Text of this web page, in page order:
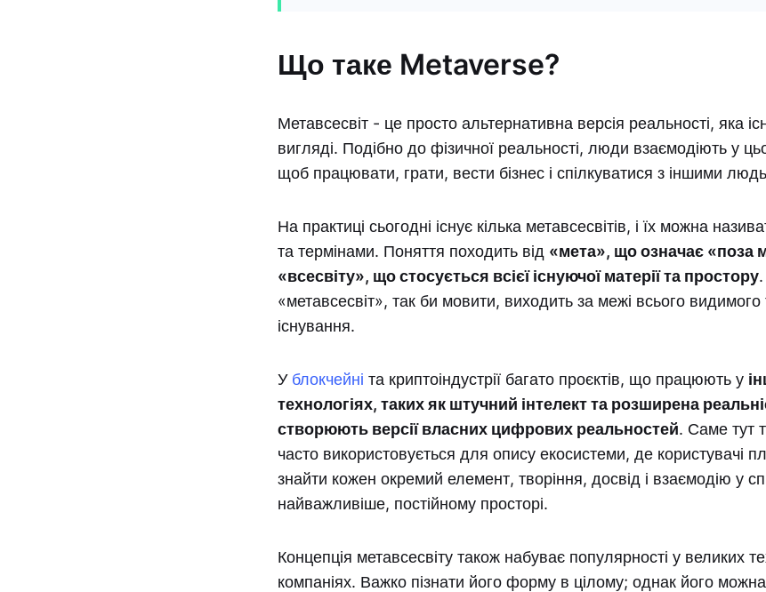
Що таке Metaverse?
Метавсесвіт - це просто альтернативна версія реальності, яка
вигляді. Подібно до фізичної реальності, люди взаємодіють у
щоб працювати, грати, вести бізнес і спілкуватися з іншими
На практиці сьогодні існує кілька метавсесвітів, і їх можна
та термінами. Поняття походить від «мета», що означає «поза
«всесвіту», що стосується всієї існуючої матерії та простору
«метавсесвіт», так би мовити, виходить за межі всього видимого
існування.
У блокчейні та криптоіндустрії багато проєктів, що працюють у
технологіях, таких як штучний інтелект та розширена
створюють версії власних цифрових реальностей. Саме тут
часто використовується для опису екосистеми, де користувачі
знайти кожен окремий елемент, творіння, досвід і взаємодію у
найважливіше, постійному просторі.
Концепція метавсесвіту також набуває популярності у великих
компаніях. Важко пізнати його форму в цілому; однак його можна